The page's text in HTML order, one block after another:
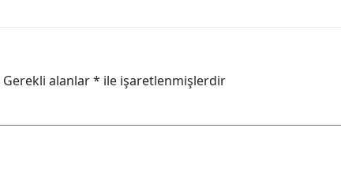
Gerekli alanlar* ile işaretlenmişlerdir